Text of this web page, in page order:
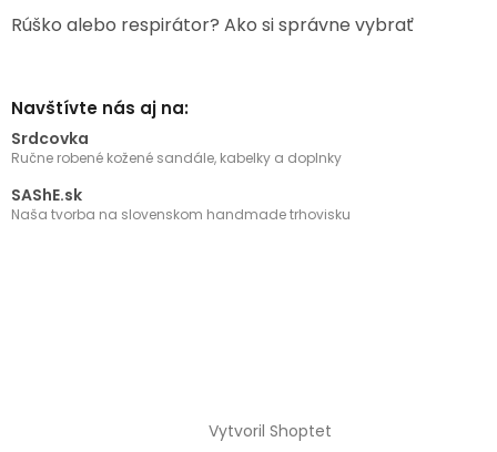
Rúško alebo respirátor? Ako si správne vybrať
Navštívte nás aj na:
Srdcovka
Ručne robené kožené sandále, kabelky a doplnky
SAShE.sk
Naša tvorba na slovenskom handmade trhovisku
Vytvoril Shoptet